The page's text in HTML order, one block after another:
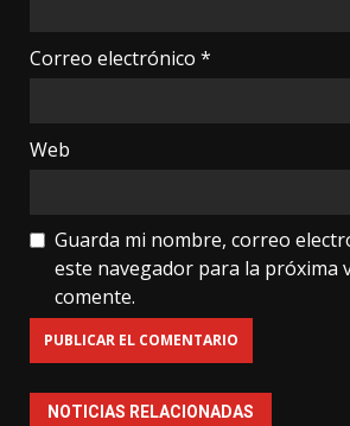
Correo electrónico *
Web
Guarda mi nombre, correo
este navegador para la próxima
comente.
NOTICIAS RELACIONADAS